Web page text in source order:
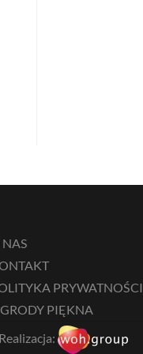
PRYWATNOŚCI
PIĘKNA
Realizacja: